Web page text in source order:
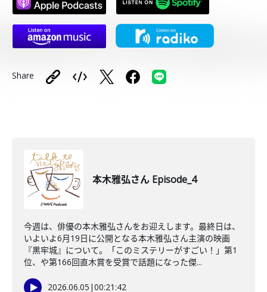
Share
本木雅弘さん Episode_4
今週は、俳優の本木雅弘さんをお迎えします。最終日は、
いよいよ6月19日に公開となる本木雅弘さん主演の映画
『黒牢城』について。「このミステリーがすごい！」第1
位、や第166回直木賞を受賞で話題になった傑...
2026.06.05 |00:21:42